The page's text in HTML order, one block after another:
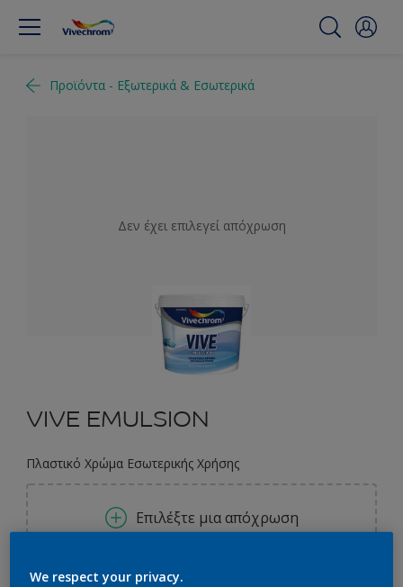
Προϊόντα - Εξωτερικά & Εσωτερικά
Δεν έχει επιλεγεί απόχρωση
VIVE EMULSION
Πλαστικό Χρώμα Εσωτερικής Χρήσης
Επιλέξτε μια απόχρωση
We respect your privacy.